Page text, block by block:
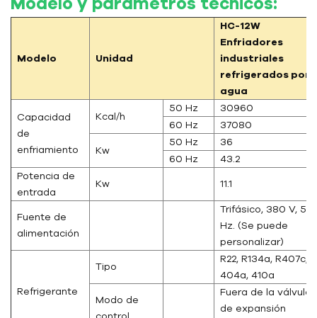
Modelo Unidad
HC-12W
Enfriadores
industriales
refrigerados por
agua
Capacidad
de
enfriamiento
Kcal/h
50 Hz
30960
60 Hz
37080
Kw
50 Hz
36
60 Hz
43.2
Potencia de
entrada
Kw 11.1
Fuente de
alimentación
Trifásico, 380 V, 50
Hz. (Se puede
personalizar)
Refrigerante
Tipo
R22, R134a, R407c,
404a, 410a
Modo de
Fuera de la válvula
de expansión